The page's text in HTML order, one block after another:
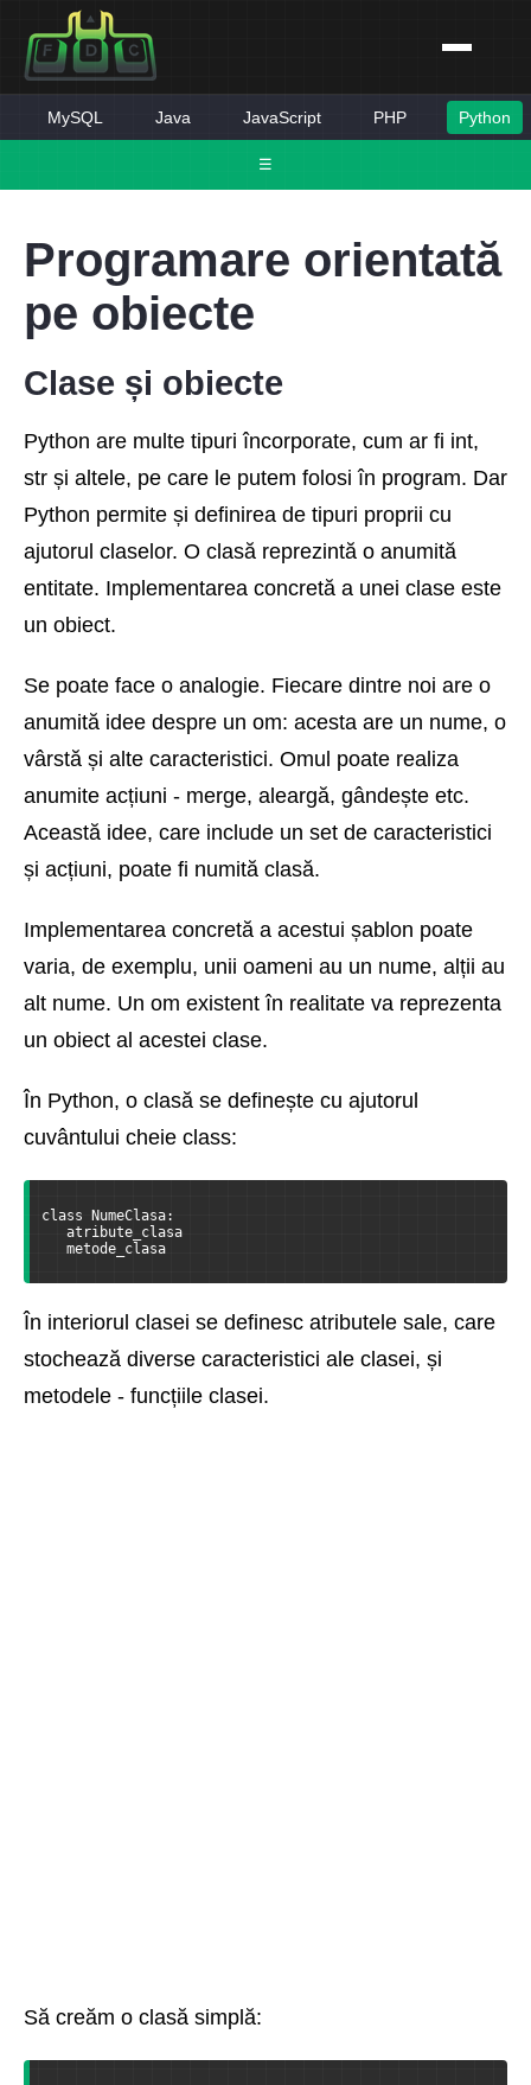
☰
MySQL Java JavaScript PHP Python
Programare orientată
pe obiecte
Clase și obiecte
Python are multe tipuri încorporate, cum ar fi int,
str și altele, pe care le putem folosi în program. Dar
Python permite și definirea de tipuri proprii cu
ajutorul claselor. O clasă reprezintă o anumită
entitate. Implementarea concretă a unei clase este
un obiect.
Se poate face o analogie. Fiecare dintre noi are o
anumită idee despre un om: acesta are un nume, o
vârstă și alte caracteristici. Omul poate realiza
anumite acțiuni - merge, aleargă, gândește etc.
Această idee, care include un set de caracteristici
și acțiuni, poate fi numită clasă.
Implementarea concretă a acestui șablon poate
varia, de exemplu, unii oameni au un nume, alții au
alt nume. Un om existent în realitate va reprezenta
un obiect al acestei clase.
În Python, o clasă se definește cu ajutorul
cuvântului cheie class:
class NumeClasa:
atribute_clasa
metode_clasa
În interiorul clasei se definesc atributele sale, care
stochează diverse caracteristici ale clasei, și
metodele - funcțiile clasei.
Să creăm o clasă simplă: